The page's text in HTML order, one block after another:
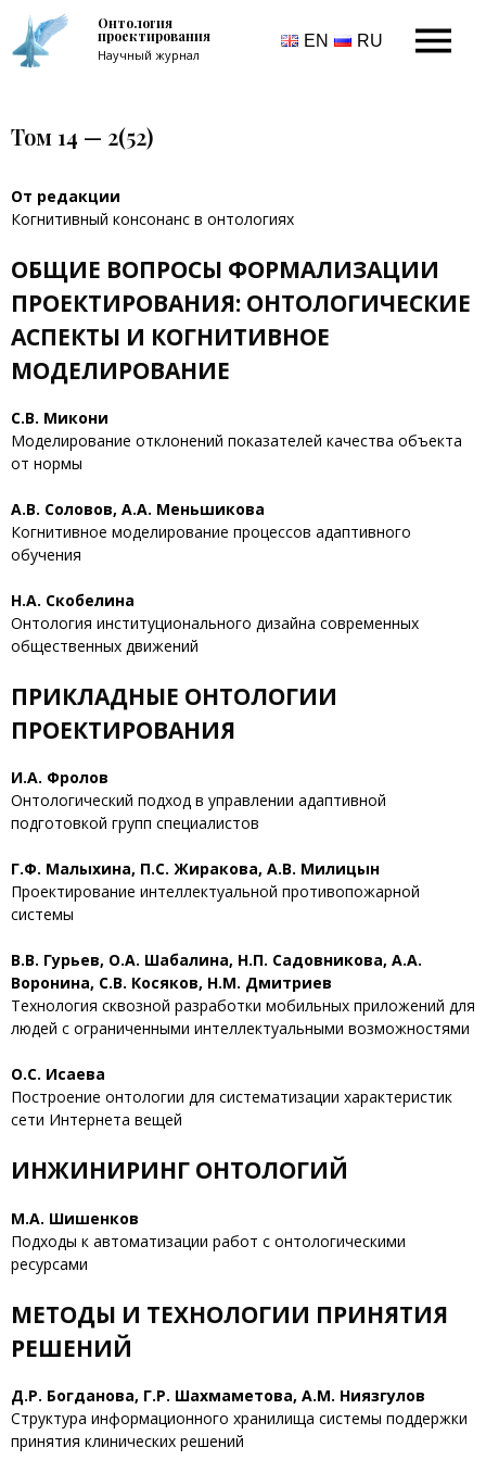
Онтология
проектирования
Научный журнал
EN RU
Том 14 — 2(52)
От редакции
Когнитивный консонанс в онтологиях
ОБЩИЕ ВОПРОСЫ ФОРМАЛИЗАЦИИ
ПРОЕКТИРОВАНИЯ: ОНТОЛОГИЧЕСКИЕ
АСПЕКТЫ И КОГНИТИВНОЕ
МОДЕЛИРОВАНИЕ
С.В. Микони
Моделирование отклонений показателей качества объекта
от нормы
А.В. Соловов, А.А. Меньшикова
Когнитивное моделирование процессов адаптивного
обучения
Н.А. Скобелина
Онтология институционального дизайна современных
общественных движений
ПРИКЛАДНЫЕ ОНТОЛОГИИ
ПРОЕКТИРОВАНИЯ
И.А. Фролов
Онтологический подход в управлении адаптивной
подготовкой групп специалистов
Г.Ф. Малыхина, П.С. Жиракова, А.В. Милицын
Проектирование интеллектуальной противопожарной
системы
В.В. Гурьев, О.А. Шабалина, Н.П. Садовникова, А.А.
Воронина, С.В. Косяков, Н.М. Дмитриев
Технология сквозной разработки мобильных приложений для
людей с ограниченными интеллектуальными возможностями
О.С. Исаева
Построение онтологии для систематизации характеристик
сети Интернета вещей
ИНЖИНИРИНГ ОНТОЛОГИЙ
М.А. Шишенков
Подходы к автоматизации работ с онтологическими
ресурсами
МЕТОДЫ И ТЕХНОЛОГИИ ПРИНЯТИЯ
РЕШЕНИЙ
Д.Р. Богданова, Г.Р. Шахмаметова, А.М. Ниязгулов
Структура информационного хранилища системы поддержки
принятия клинических решений